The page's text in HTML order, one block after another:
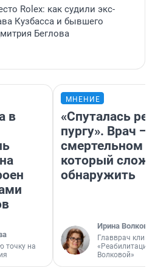
Rolex: как судили экс-
Кузбасса и бывшего
Беглова
в
точку на
МНЕНИЕ
«Спуталась
пургу». Врач —
смертельном
который
обнаружить
Ирина Волкова
Главврач
«Реабилитация
Волковой»